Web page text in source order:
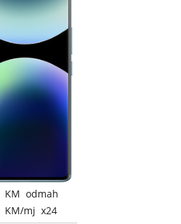
KM odmah
KM/mj x24